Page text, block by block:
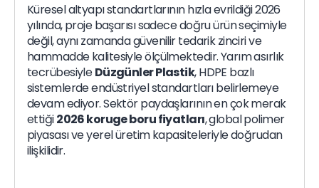
Küresel altyapı standartlarının hızla evrildiği 2026
yılında, proje başarısı sadece doğru ürün seçimiyle
değil, aynı zamanda güvenilir tedarik zinciri ve
hammadde kalitesiyle ölçülmektedir. Yarım asırlık
tecrübesiyleDüzgünler Plastik, HDPE bazlı
sistemlerde endüstriyel standartları belirlemeye
devam ediyor. Sektör paydaşlarının en çok merak
ettiği2026 koruge boru fiyatları, global polimer
piyasası ve yerel üretim kapasiteleriyle doğrudan
ilişkilidir.